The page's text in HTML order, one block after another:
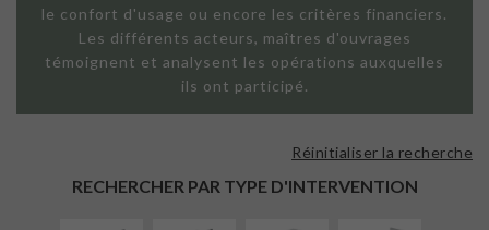
le confort d'usage ou encore les critères financiers.
Les différents acteurs, maîtres d'ouvrages
témoignent et analysent les opérations auxquelles
ils ont participé.
RECHERCHER PAR TYPE D'INTERVENTION
Réinitialiser la recherche